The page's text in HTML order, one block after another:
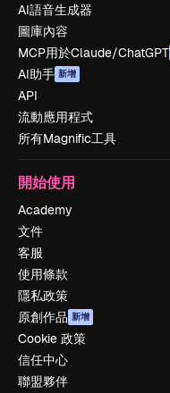
AI語音生成器
圖庫內容
MCP用於Claude/ChatGPT
AI助手 新增
API
流動應用程式
所有Magnific工具
開始使用
Academy
文件
客服
使用條款
隱私政策
原創作品 新增
Cookie 政策
信任中心
聯盟夥伴